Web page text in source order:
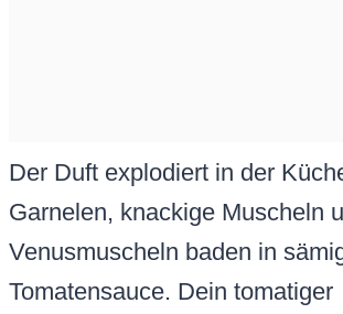
Der Duft explodiert in der
Garnelen, knackige Muscheln
Venusmuscheln baden in
Tomatensauce. Dein tomatiger